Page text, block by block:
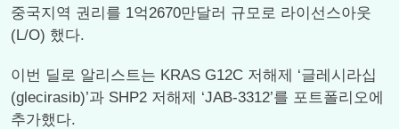
중국지역 권리를 1억2670만달러 규모로 라이선스아웃
(L/O) 했다.
이번 딜로 알리스트는 KRAS G12C 저해제 ‘글레시라십
(glecirasib)’과 SHP2 저해제 ‘JAB-3312’를 포트폴리오에
추가했다.